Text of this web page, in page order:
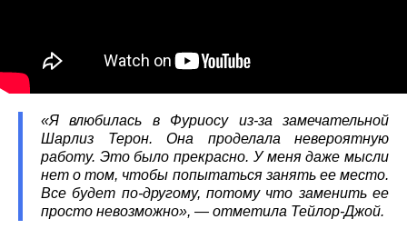
«Я влюбилась в Фуриосу из-за замечательной
Шарлиз Терон. Она проделала невероятную
работу. Это было прекрасно. У меня даже мысли
нет о том, чтобы попытаться занять ее место.
Все будет по-другому, потому что заменить ее
просто невозможно», — отметила Тейлор-Джой.